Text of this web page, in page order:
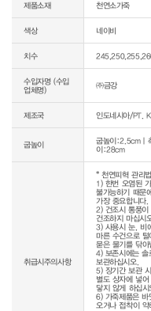
제품소재 천연소가죽
색상 네이비
치수
수입자명 (수입
업체명)
㈜금강
제조국 인도네시아/PT.
굽높이
굽높이:2.5cm｜
이:28cm
취급시주의사항
* 천연피혁 관리법
1) 한번 오염된
불가능하기 때문
가장 중요합니다.
2) 건조시 통풍이
건조하지 마십시
3) 사용시 눈, 비
마른 수건으로
묻은 물기를 닦아
4) 보존시에는
보관하십시오.
5) 장기간 보관
별도 상자에 넣
닿지 않게 하십시
6) 가죽제품은 바
오거나 접착이